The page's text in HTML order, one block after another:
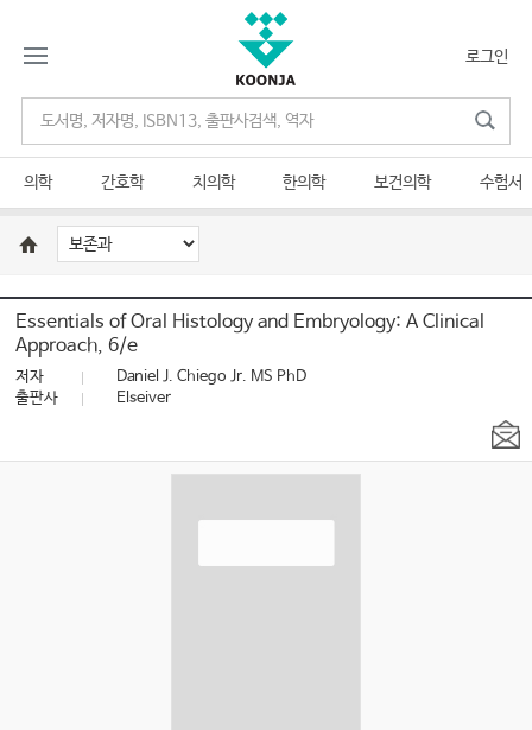
로그인
의학 간호학 치의학 한의학 보건의학 수험서
Essentials of Oral Histology and Embryology: A Clinical
Approach, 6/e
저자
Daniel J. Chiego Jr. MS PhD
출판사
Elseiver